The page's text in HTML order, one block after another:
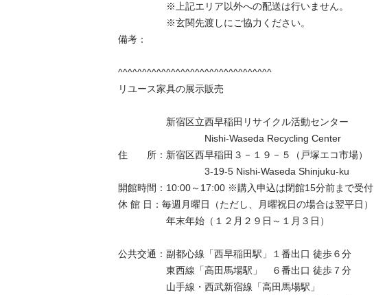
※上記エリア以外への配送は行いません。
※玄関先渡しにご協力ください。
備考：
^^^^^^^^^^^^^^^^^^^^^^^^^^^^^^^^
リユース家具の展示販売
新宿区立西早稲田リサイクル活動センター
Nishi-Waseda Recycling Center
住　　所：新宿区西早稲田３－１９－５（戸塚エコ市場）
3-19-5 Nishi-Waseda Shinjuku-ku
開館時間：10:00～17:00 ※購入申込は閉館15分前まで受付
休 館 日：毎週月曜日（ただし、月曜祝日の場合は翌平日）
年末年始（１２月２９日～１月３日）
公共交通：副都心線「西早稲田駅」１番出口 徒歩６分
東西線「高田馬場駅」　６番出口 徒歩７分
山手線・西武新宿線「高田馬場駅」